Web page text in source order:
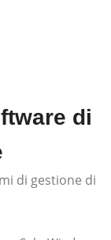
di
di gestione di